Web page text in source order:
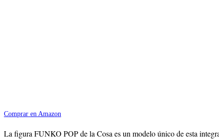
Comprar en Amazon
La figura FUNKO POP de la Cosa es un modelo único de esta